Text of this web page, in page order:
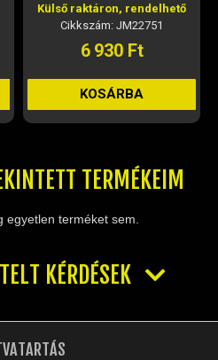
Külső raktáron, rendelhető
Cikkszám: JM22751
6 930 Ft
KOSÁRBA
TERMÉKEIM
terméket sem.
KÉRDÉSEK